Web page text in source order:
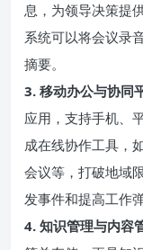
息，为领导决策提
系统可以将会议录
摘要。
3. 移动办公与协同
应用，支持手机、
成在线协作工具，
会议等，打破地域
发事件和提高工作
4. 知识管理与内容